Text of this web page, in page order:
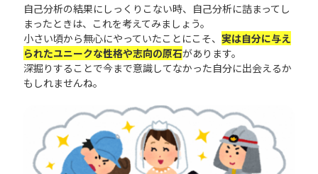
自己分析の結果にしっくりこない時、自己分析に詰まってし
まったときは、これを考えてみましょう。
小さい頃から無心にやっていたことにこそ、 実は自分に与え
られたユニークな性格や志向の原石があります。
深掘りすることで今まで意識してなかった自分に出会えるか
もしれませんね。